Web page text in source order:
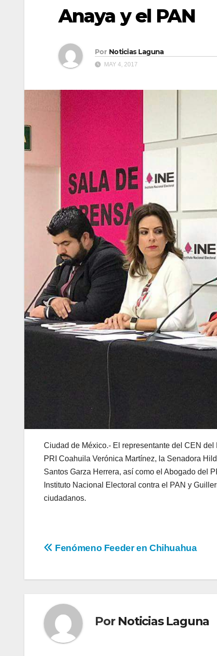
Anaya y el PAN
Por Noticias Laguna
MAY 4, 2017
Ciudad de México.- El representante del CEN
PRI Coahuila Verónica Martínez, la Senadora
Santos Garza Herrera, así como el Abogado del
Instituto Nacional Electoral contra el PAN y
ciudadanos.
Navegación
Fenómeno Feeder en Chihuahua
Por Noticias Laguna